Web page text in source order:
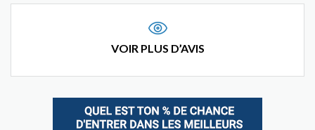
VOIR PLUS D’AVIS